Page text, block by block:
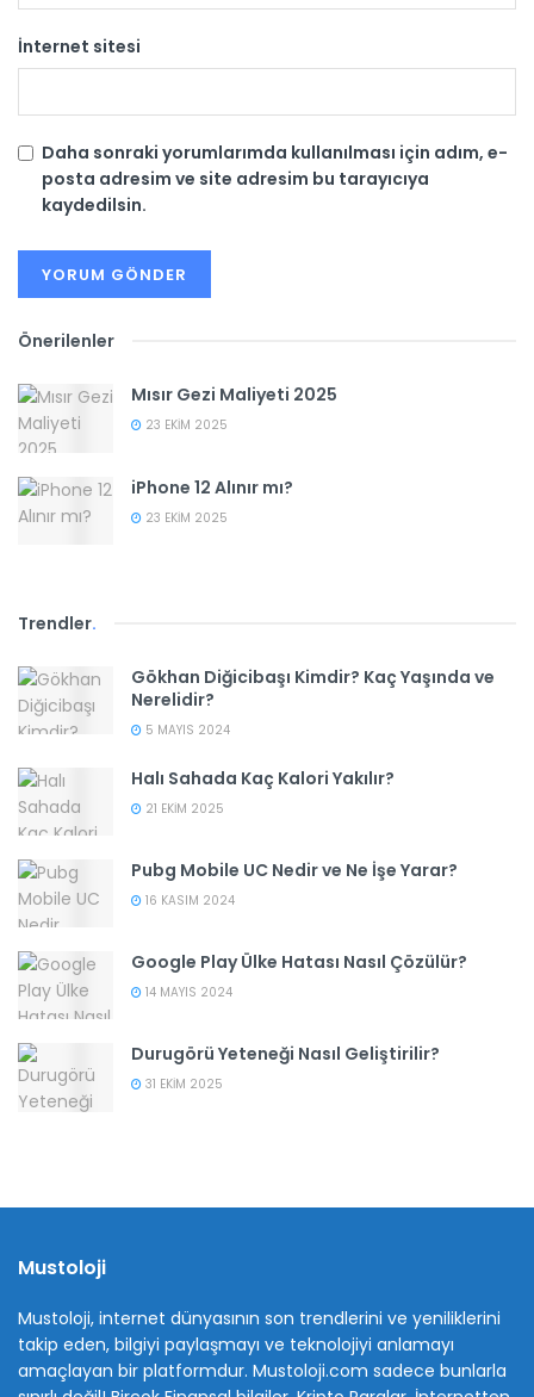
İnternet sitesi
Daha sonraki yorumlarımda kullanılması için adım, e-
posta adresim ve site adresim bu tarayıcıya
kaydedilsin.
Önerilenler
Mısır Gezi Maliyeti 2025
23 EKIM 2025
iPhone 12 Alınır mı?
23 EKIM 2025
Trendler.
Gökhan Diğicibaşı Kimdir? Kaç Yaşında ve
Nerelidir?
5 MAYIS 2024
Halı Sahada Kaç Kalori Yakılır?
21 EKIM 2025
Pubg Mobile UC Nedir ve Ne İşe Yarar?
16 KASIM 2024
Google Play Ülke Hatası Nasıl Çözülür?
14 MAYIS 2024
Durugörü Yeteneği Nasıl Geliştirilir?
31 EKIM 2025
Mustoloji
Mustoloji, internet dünyasının son trendlerini ve yeniliklerini
takip eden, bilgiyi paylaşmayı ve teknolojiyi anlamayı
amaçlayan bir platformdur. Mustoloji.com sadece bunlarla